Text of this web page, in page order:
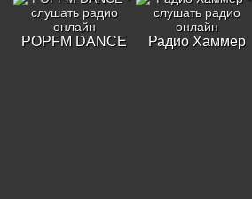
POPFM DANCE Радио Хаммер